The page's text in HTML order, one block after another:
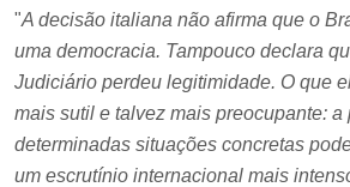
"A decisão italiana não afirma que o
uma democracia. Tampouco declara
Judiciário perdeu legitimidade. O que
mais sutil e talvez mais preocupante: a
determinadas situações concretas
um escrutínio internacional mais